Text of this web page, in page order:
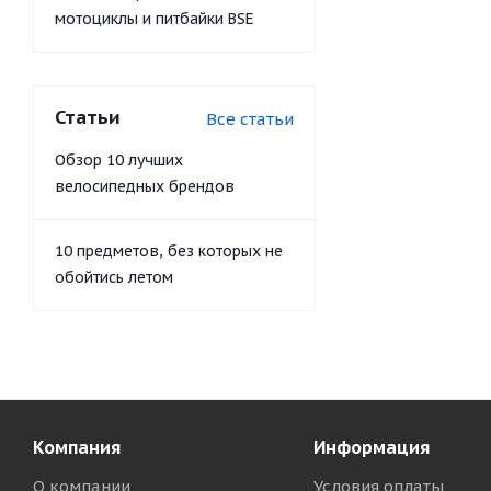
мотоциклы и питбайки BSE
Статьи Все статьи
Обзор 10 лучших
велосипедных брендов
10 предметов, без которых не
обойтись летом
Компания
О компании
Информация
Условия оплаты